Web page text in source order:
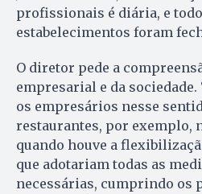
profissionais é diária, e
estabelecimentos foram
O diretor pede a
empresarial e da
os empresários nesse
restaurantes, por exemplo,
quando houve a
que adotariam todas as
necessárias, cumprindo os